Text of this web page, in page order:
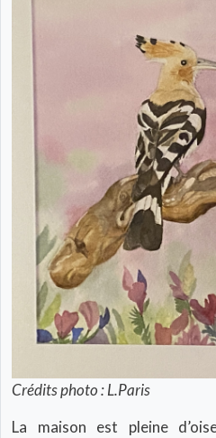
Crédits photo : L.Paris
La maison est pleine